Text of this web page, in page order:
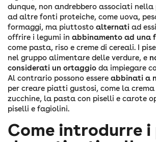
dunque, non andrebbero associati nella
ad altre fonti proteiche, come uova,
formaggi, ma piuttosto alternati ad
offrire i legumi in abbinamento ad una
come pasta, riso e creme di cereali. I
nel gruppo alimentare delle verdure, e
considerati un ortaggio da impiegare
Al contrario possono essere abbinati a
per creare piatti gustosi, come la
zucchine, la pasta con piselli e carote
piselli e fagiolini.
Come introdurre